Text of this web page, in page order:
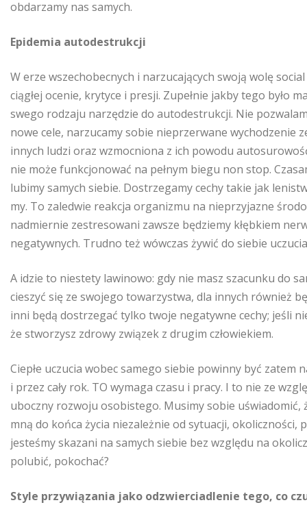
obdarzamy nas samych.
Epidemia autodestrukcji
W erze wszechobecnych i narzucających swoją wolę
ciągłej ocenie, krytyce i presji. Zupełnie jakby tego było
swego rodzaju narzędzie do autodestrukcji. Nie
nowe cele, narzucamy sobie nieprzerwane wychodzenie
innych ludzi oraz wzmocniona z ich powodu
nie może funkcjonować na pełnym biegu non stop.
lubimy samych siebie. Dostrzegamy cechy takie jak
my. To zaledwie reakcja organizmu na nieprzyjazne
nadmiernie zestresowani zawsze będziemy kłębkiem
negatywnych. Trudno też wówczas żywić do siebie
A idzie to niestety lawinowo: gdy nie masz szacunku do
cieszyć się ze swojego towarzystwa, dla innych również
inni będą dostrzegać tylko twoje negatywne cechy; jeśli
że stworzysz zdrowy związek z drugim człowiekiem.
Ciepłe uczucia wobec samego siebie powinny być
i przez cały rok. TO wymaga czasu i pracy. I to nie ze
uboczny rozwoju osobistego. Musimy sobie
mną do końca życia niezależnie od sytuacji, okoliczności,
jesteśmy skazani na samych siebie bez względu na
polubić, pokochać?
Style przywiązania jako odzwierciadlenie tego, co